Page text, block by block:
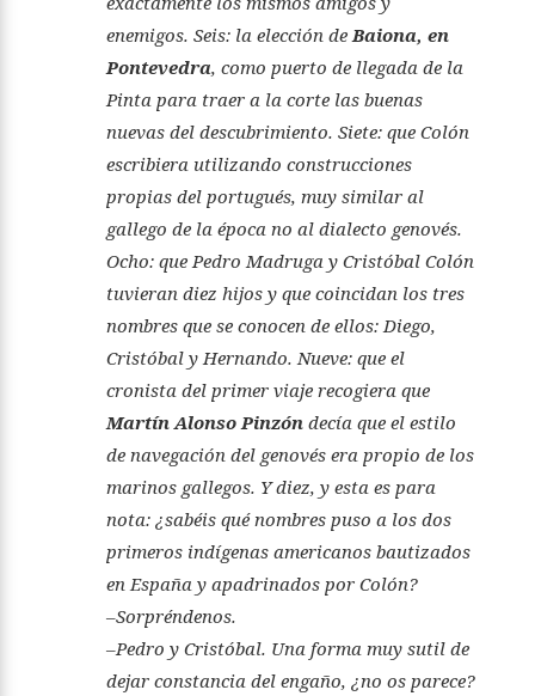
enemigos. Seis: la elección deBaiona, en
Pontevedra, como puerto de llegada de la
Pinta para traer a la corte las buenas
nuevas del descubrimiento. Siete: que Colón
escribiera utilizando construcciones
propias del portugués, muy similar al
gallego de la época no al dialecto genovés.
Ocho: que Pedro Madruga y Cristóbal Colón
tuvieran diez hijos y que coincidan los tres
nombres que se conocen de ellos: Diego,
Cristóbal y Hernando. Nueve: que el
cronista del primer viaje recogiera que
Martín Alonso Pinzón decía que el estilo
de navegación del genovés era propio de los
marinos gallegos. Y diez, y esta es para
nota: ¿sabéis qué nombres puso a los dos
primeros indígenas americanos bautizados
en España y apadrinados por Colón?
–Sorpréndenos.
–Pedro y Cristóbal. Una forma muy sutil de
dejar constancia del engaño, ¿no os parece?